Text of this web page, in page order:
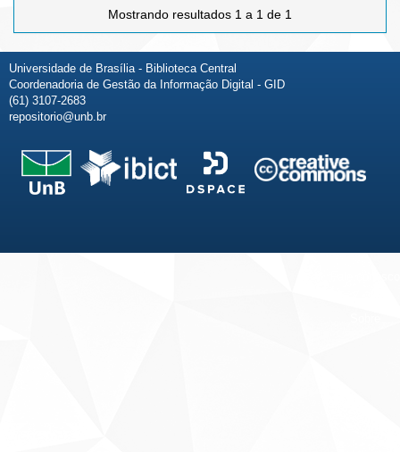
Mostrando resultados 1 a 1 de 1
Universidade de Brasília - Biblioteca Central
Coordenadoria de Gestão da Informação Digital - GID
(61) 3107-2683
repositorio@unb.br